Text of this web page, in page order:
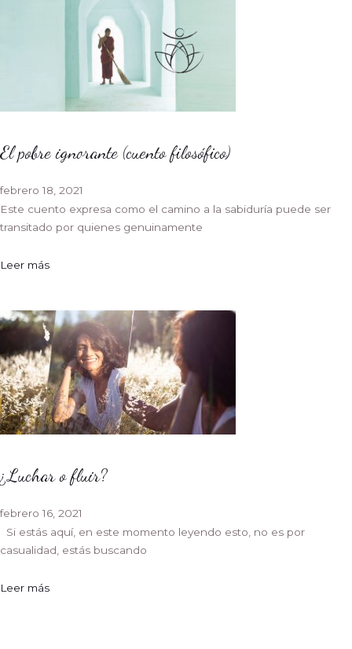
El pobre ignorante (cuento filosófico)
febrero 18, 2021
Este cuento expresa como el camino a la sabiduría puede ser
transitado por quienes genuinamente
Leer más
¿Luchar o fluir?
febrero 16, 2021
Si estás aquí, en este momento leyendo esto, no es por
casualidad, estás buscando
Leer más